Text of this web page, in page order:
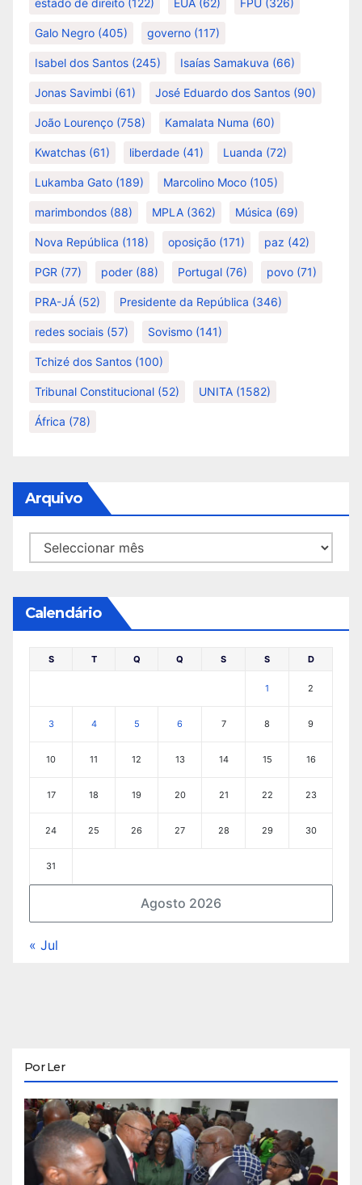
Galo Negro (405) governo (117)
Isabel dos Santos (245) Isaías Samakuva (66)
Jonas Savimbi (61) José Eduardo dos Santos (90)
João Lourenço (758) Kamalata Numa (60)
Kwatchas (61) liberdade (41) Luanda (72)
Lukamba Gato (189) Marcolino Moco (105)
marimbondos (88) MPLA (362) Música (69)
Nova República (118) oposição (171) paz (42)
PGR (77) poder (88) Portugal (76) povo (71)
PRA-JÁ (52) Presidente da República (346)
redes sociais (57) Sovismo (141)
Tchizé dos Santos (100)
Tribunal Constitucional (52) UNITA (1582)
África (78)
Arquivo
Arquivo
Calendário
Agosto 2026
S T Q Q S S D
1 2
3 4 5 6 7 8 9
10 11 12 13 14 15 16
17 18 19 20 21 22 23
24 25 26 27 28 29 30
31
« Jul
Por Ler